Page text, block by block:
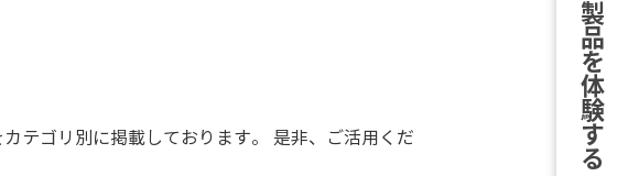
製品を体験する
テゴリ別に掲載しております。 是非、ご活用くだ